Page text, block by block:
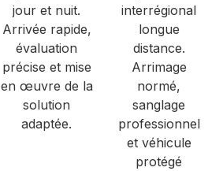
jour et nuit.
Arrivée rapide,
évaluation
précise et mise
en œuvre de la
solution
adaptée.
interrégional
longue
distance.
Arrimage
normé,
sanglage
professionnel
et véhicule
protégé